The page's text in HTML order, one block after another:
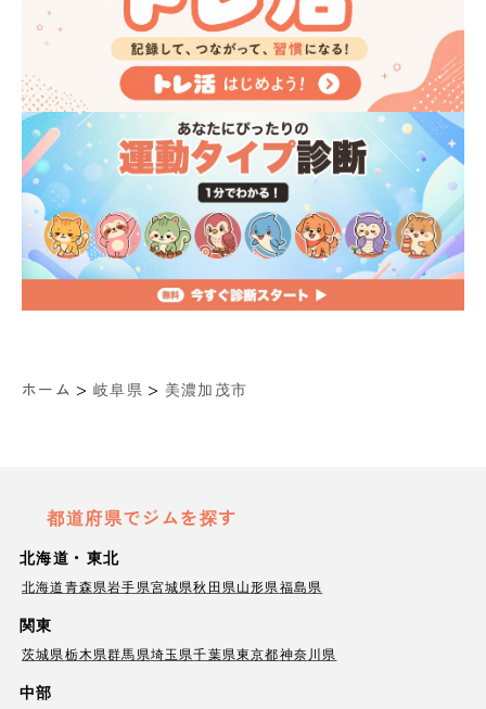
ホーム > 岐阜県 > 美濃加茂市
都道府県でジムを探す
北海道・東北
北海道青森県岩手県宮城県秋田県山形県福島県
関東
茨城県栃木県群馬県埼玉県千葉県東京都神奈川県
中部